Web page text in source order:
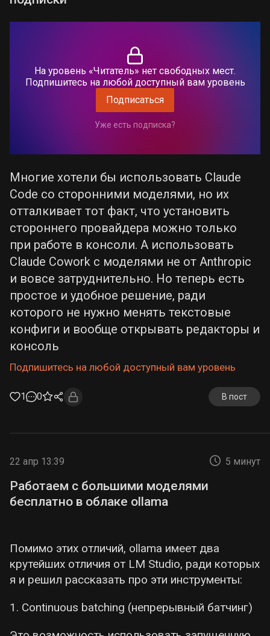
На уровень «Читатель» нет свободных мест.
Подпишитесь на любой доступный вам уровень
Подписаться
Уже есть подписка?
Многие хотели бы использовать Claude
Code со сторонними моделями, но их
отталкивает тот факт, что установить
стороннего провайдера можно только
при работе в консоли. А использовать
Claude Cowork с моделями не от Anthropic
и вовсе затруднительно. Но теперь есть
простое и удобное решение, ради
которого не нужно менять текстовые
конфиги и вообще открывать редакторы и
консоль
Подпишитесь на любой доступный вам уровень
1 0 В пост
22 апр 13:39 5 минут
Работаем с большими моделями
бесплатно в облаке ollama
Помимо этих отличий, ollama имеет два
крутейших отличия от LM Studio, ради которых
я и решил рассказать про эти инструменты:
1. Continuous batching (непрерывный батчинг)